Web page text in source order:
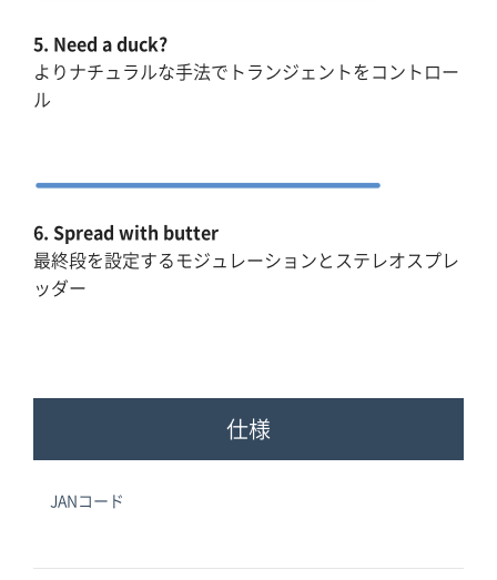
5. Need a duck?
よりナチュラルな手法でトランジェントをコントロー
ル
6. Spread with butter
最終段を設定するモジュレーションとステレオスプレ
ッダー
仕様
JANコード